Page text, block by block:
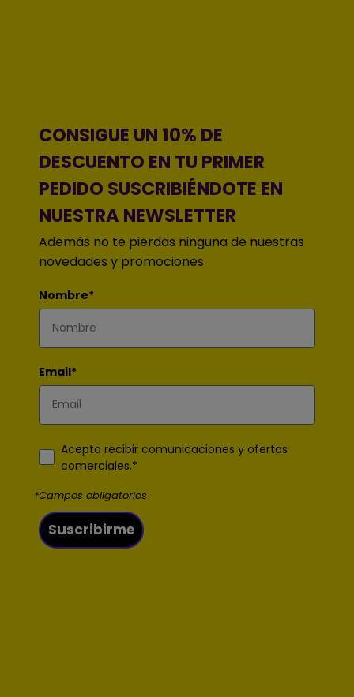
CONSIGUE UN 10% DE
DESCUENTO EN TU PRIMER
PEDIDO SUSCRIBIÉNDOTE EN
NUESTRA NEWSLETTER
Además no te pierdas ninguna de nuestras
novedades y promociones
Nombre*
Email*
Acepto recibir comunicaciones y ofertas
comerciales.*
Suscribirme